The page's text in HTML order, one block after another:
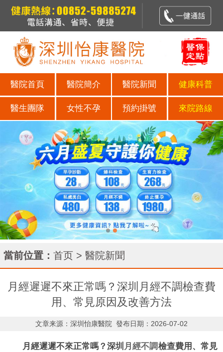
醫院首頁 醫院簡介 醫院新聞 健康科普
醫生團隊 女性不孕 預約掛號 來院路線
當前位置： 首页 > 醫院新聞
月經遲遲不來正常嗎？深圳月經不調檢查費
用、常見原因及改善方法
文章来源：深圳怡康醫院 發布日期：2026-07-02
月經遲遲不來正常嗎？深圳 月經不調檢查費用、常見